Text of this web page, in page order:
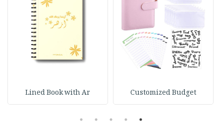
Customized Budget
Lined Book with Ar
1
2
3
4
5